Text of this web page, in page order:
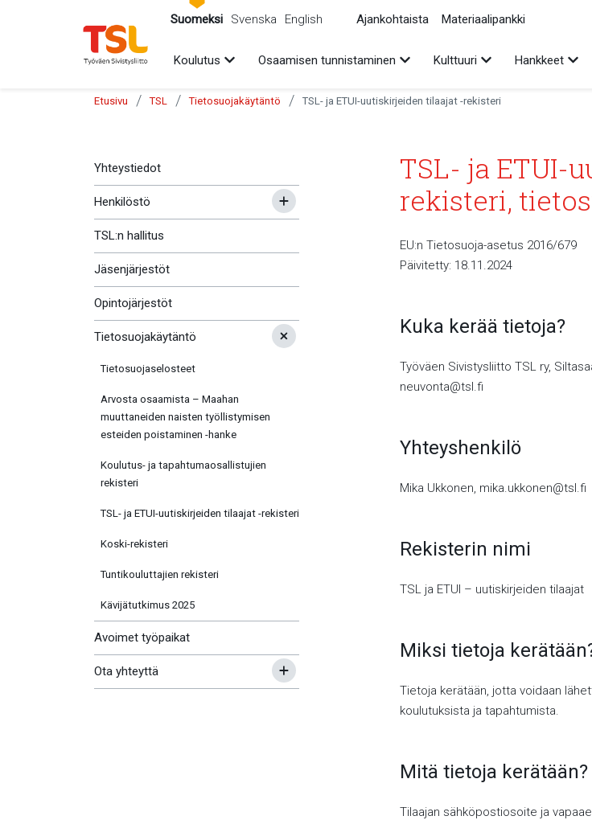
Suomeksi Svenska English Ajankohtaista Materiaalipankki
Koulutus Avaa alavalikko
Osaamisen tunnistaminen Avaa alavalikko
Kulttuuri Avaa alavalikko
Hankkeet
Etusivu / TSL / Tietosuojakäytäntö / TSL- ja ETUI-uutiskirjeiden tilaajat -rekisteri
Yhteystiedot
Henkilöstö
TSL:n hallitus
Jäsenjärjestöt
Opintojärjestöt
Tietosuojakäytäntö
Tietosuojaselosteet
Arvosta osaamista – Maahan
muuttaneiden naisten työllistymisen
esteiden poistaminen -hanke
Koulutus- ja tapahtumaosallistujien
rekisteri
TSL- ja ETUI-uutiskirjeiden tilaajat -rekisteri
Koski-rekisteri
Tuntikouluttajien rekisteri
Kävijätutkimus 2025
Avoimet työpaikat
Ota yhteyttä
TSL- ja ETUI-
rekisteri,
EU:n Tietosuoja-asetus 2016/679
Päivitetty: 18.11.2024
Kuka kerää tietoja?
Työväen Sivistysliitto TSL ry,
neuvonta@tsl.fi
Yhteyshenkilö
Mika Ukkonen, mika.ukkonen@tsl.fi
Rekisterin nimi
TSL ja ETUI – uutiskirjeiden tilaajat
Miksi tietoja
Tietoja kerätään, jotta voidaan
koulutuksista ja tapahtumista.
Mitä tietoja kerätään?
Tilaajan sähköpostiosoite ja